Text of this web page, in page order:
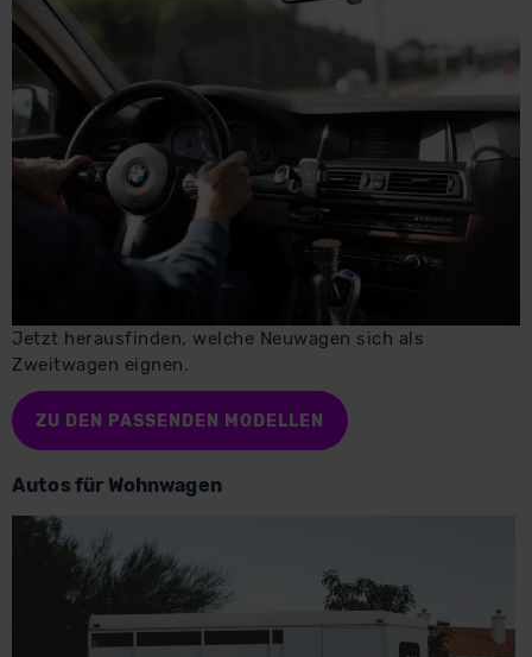
Jetzt herausfinden, welche Neuwagen sich als
Zweitwagen eignen.
ZU DEN PASSENDEN MODELLEN
Autos für Wohnwagen